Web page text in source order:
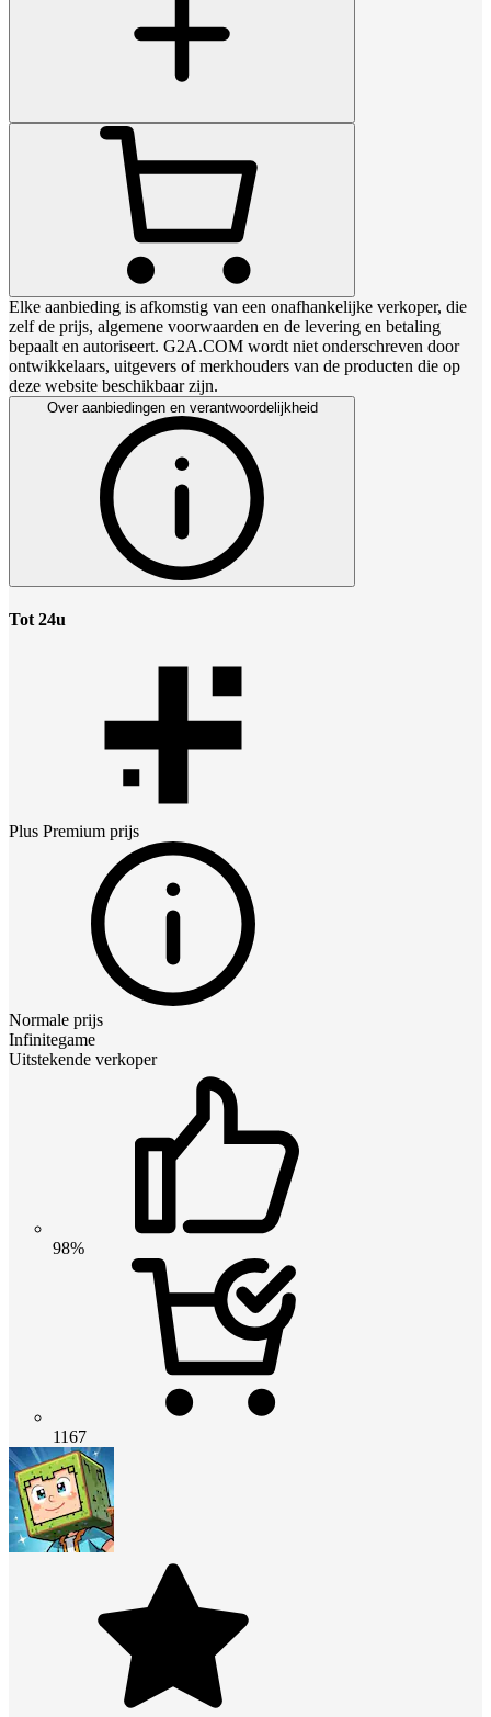
Elke aanbieding is afkomstig van een onafhankelijke verkoper, die
zelf de prijs, algemene voorwaarden en de levering en betaling
bepaalt en autoriseert. G2A.COM wordt niet onderschreven door
ontwikkelaars, uitgevers of merkhouders van de producten die op
deze website beschikbaar zijn.
Over aanbiedingen en verantwoordelijkheid
Tot 24u
Plus Premium prijs
Normale prijs
Infinitegame
Uitstekende verkoper
98%
1167